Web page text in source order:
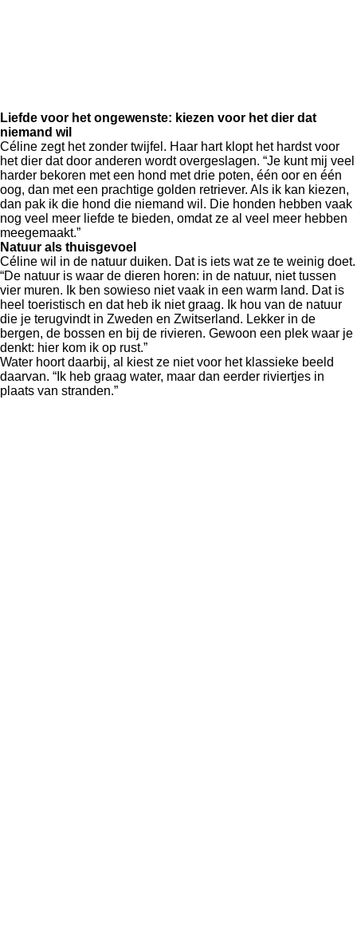
Liefde voor het ongewenste: kiezen voor het dier dat
niemand wil
Céline zegt het zonder twijfel. Haar hart klopt het hardst voor
het dier dat door anderen wordt overgeslagen. “Je kunt mij veel
harder bekoren met een hond met drie poten, één oor en één
oog, dan met een prachtige golden retriever. Als ik kan kiezen,
dan pak ik die hond die niemand wil. Die honden hebben vaak
nog veel meer liefde te bieden, omdat ze al veel meer hebben
meegemaakt.”
Natuur als thuisgevoel
Céline wil in de natuur duiken. Dat is iets wat ze te weinig doet.
“De natuur is waar de dieren horen: in de natuur, niet tussen
vier muren. Ik ben sowieso niet vaak in een warm land. Dat is
heel toeristisch en dat heb ik niet graag. Ik hou van de natuur
die je terugvindt in Zweden en Zwitserland. Lekker in de
bergen, de bossen en bij de rivieren. Gewoon een plek waar je
denkt: hier kom ik op rust.”
Water hoort daarbij, al kiest ze niet voor het klassieke beeld
daarvan. “Ik heb graag water, maar dan eerder riviertjes in
plaats van stranden.”